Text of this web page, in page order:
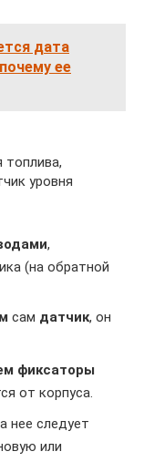
дата
ее
топлива,
уровня
,
(на обратной
сам датчик, он
фиксаторы
от корпуса.
нее следует
или